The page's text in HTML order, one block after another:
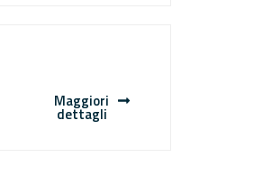
Maggiori
dettagli